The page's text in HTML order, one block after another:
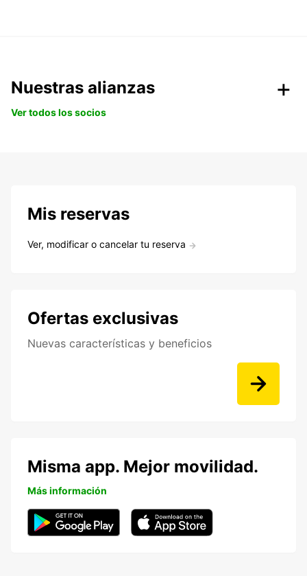
Nuestras alianzas
Ver todos los socios
Mis reservas
Ver, modificar o cancelar tu reserva
Ofertas exclusivas
Nuevas características y beneficios
Misma app. Mejor movilidad.
Más información